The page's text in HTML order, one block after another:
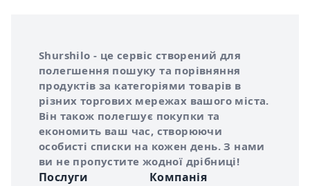
Про сервіс Shurshilo
Shurshilo - це сервіс створений для
полегшення пошуку та порівняння
продуктів за категоріями товарів в
різних торгових мережах вашого міста.
Він також полегшує покупки та
економить ваш час, створюючи
особисті списки на кожен день. З нами
ви не пропустите жодної дрібниці!
Послуги Компанія